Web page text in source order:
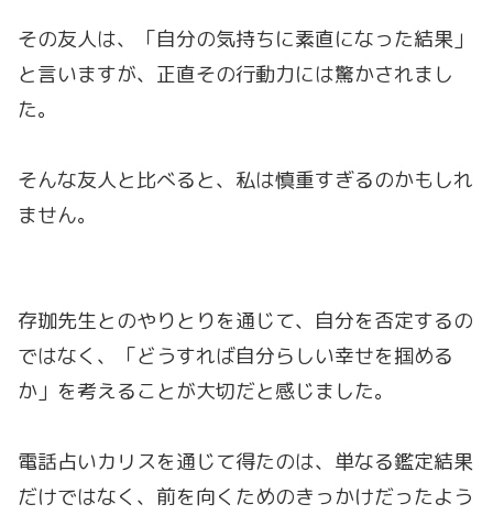
その友人は、「自分の気持ちに素直になった結果」
と言いますが、正直その行動力には驚かされまし
た。
そんな友人と比べると、私は慎重すぎるのかもしれ
ません。
存珈先生とのやりとりを通じて、自分を否定するの
ではなく、「どうすれば自分らしい幸せを掴める
か」を考えることが大切だと感じました。
電話占いカリスを通じて得たのは、単なる鑑定結果
だけではなく、前を向くためのきっかけだったよう